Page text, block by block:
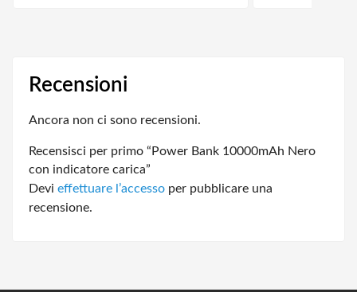
Recensioni
Ancora non ci sono recensioni.
Recensisci per primo “Power Bank 10000mAh Nero
con indicatore carica”
Devi effettuare l’accesso per pubblicare una
recensione.